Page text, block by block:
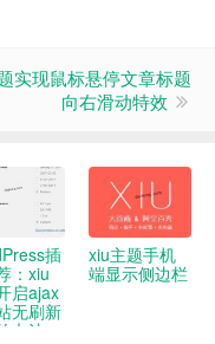
实现鼠标悬停文章标题
向右滑动特效
插
：xiu
启ajax
无刷新
办法
xiu主题手机
端显示侧边栏